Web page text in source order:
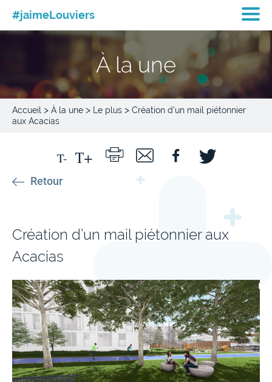
#jaimeLouviers
À la une
Accueil > À la une > Le plus > Création d’un mail piétonnier
aux Acacias
Retour
Création d’un mail piétonnier aux
Acacias